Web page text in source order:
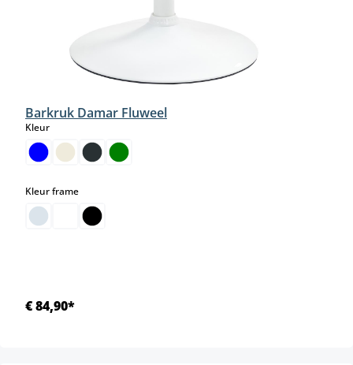
Barkruk Damar Fluweel
Kleurselect
Kleur frameselect
€ 84,90*